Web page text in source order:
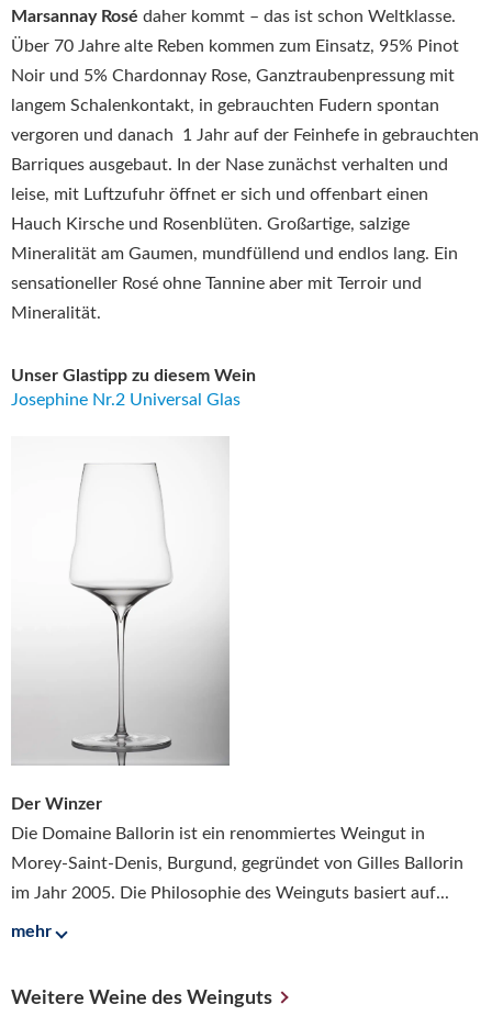
Marsannay Rosé daher kommt – das ist schon Weltklasse.
Über 70 Jahre alte Reben kommen zum Einsatz, 95% Pinot
Noir und 5% Chardonnay Rose, Ganztraubenpressung mit
langem Schalenkontakt, in gebrauchten Fudern spontan
vergoren und danach 1 Jahr auf der Feinhefe in gebrauchten
Barriques ausgebaut. In der Nase zunächst verhalten und
leise, mit Luftzufuhr öffnet er sich und offenbart einen
Hauch Kirsche und Rosenblüten. Großartige, salzige
Mineralität am Gaumen, mundfüllend und endlos lang. Ein
sensationeller Rosé ohne Tannine aber mit Terroir und
Mineralität.
Unser Glastipp zu diesem Wein
Josephine Nr.2 Universal Glas
Der Winzer
Die Domaine Ballorin ist ein renommiertes Weingut in
Morey-Saint-Denis, Burgund, gegründet von Gilles Ballorin
im Jahr 2005. Die Philosophie des Weinguts basiert auf...
mehr
Weitere Weine des Weinguts